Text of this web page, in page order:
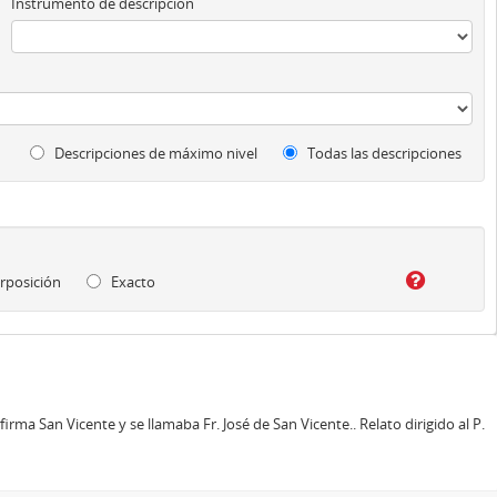
Descripciones de máximo nivel Todas las descripciones
Exacto
San Vicente y se llamaba Fr. José de San Vicente.. Relato dirigido al P.